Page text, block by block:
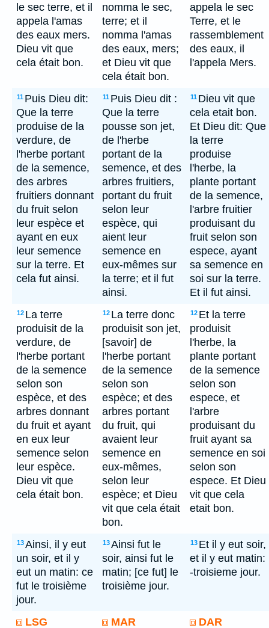
le sec terre, et il
appela l'amas
des eaux mers.
Dieu vit que
cela était bon.
nomma le sec,
terre; et il
nomma l'amas
des eaux, mers;
et Dieu vit que
cela était bon.
appela le sec
Terre, et le
rassemblement
des eaux, il
l'appela Mers.
11 Puis Dieu dit:
Que la terre
produise de la
verdure, de
l'herbe portant
de la semence,
des arbres
fruitiers donnant
du fruit selon
leur espèce et
ayant en eux
leur semence
sur la terre. Et
cela fut ainsi.
11 Puis Dieu dit :
Que la terre
pousse son jet,
de l'herbe
portant de la
semence, et des
arbres fruitiers,
portant du fruit
selon leur
espèce, qui
aient leur
semence en
eux-mêmes sur
la terre; et il fut
ainsi.
11 Dieu vit que
cela etait bon.
Et Dieu dit: Que
la terre
produise
l'herbe, la
plante portant
de la semence,
l'arbre fruitier
produisant du
fruit selon son
espece, ayant
sa semence en
soi sur la terre.
Et il fut ainsi.
12 La terre
produisit de la
verdure, de
l'herbe portant
de la semence
selon son
espèce, et des
arbres donnant
du fruit et ayant
en eux leur
semence selon
leur espèce.
Dieu vit que
cela était bon.
12 La terre donc
produisit son jet,
[savoir] de
l'herbe portant
de la semence
selon son
espèce; et des
arbres portant
du fruit, qui
avaient leur
semence en
eux-mêmes,
selon leur
espèce; et Dieu
vit que cela était
bon.
12 Et la terre
produisit
l'herbe, la
plante portant
de la semence
selon son
espece, et
l'arbre
produisant du
fruit ayant sa
semence en soi
selon son
espece. Et Dieu
vit que cela
etait bon.
13Ainsi, il y eut
un soir, et il y
eut un matin: ce
fut le troisième
jour.
13Ainsi fut le
soir, ainsi fut le
matin; [ce fut] le
troisième jour.
13 Et il y eut soir,
et il y eut matin:
-troisieme jour.
LSG MAR DAR